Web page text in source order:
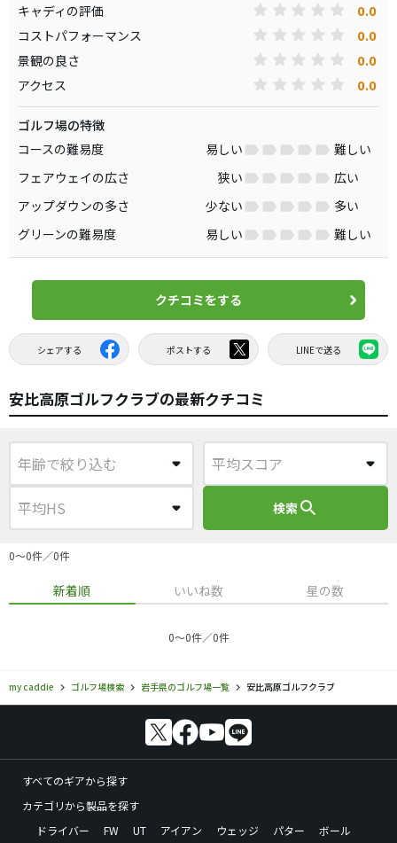
キャディの評価 0.0
コストパフォーマンス 0.0
景観の良さ 0.0
アクセス 0.0
ゴルフ場の特徴
コースの難易度
易しい
難しい
フェアウェイの広さ
狭い
広い
アップダウンの多さ
少ない
多い
グリーンの難易度
易しい 難しい
クチコミをする
シェアする ポストする LINEで送る
安比高原ゴルフクラブの最新クチコミ
検索search
0〜0件／0件
新着順 いいね数 星の数
0〜0件／0件
my caddie ゴルフ場検索 岩手県のゴルフ場一覧 安比高原ゴルフクラブ
すべてのギアから探す
カテゴリから製品を探す
ドライバー
FW UT アイアン ウェッジ パター
ボール